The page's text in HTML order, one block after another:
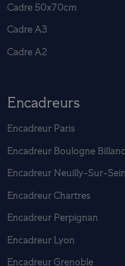
Cadre 50x70cm
Cadre A3
Cadre A2
Encadreurs
Encadreur Paris
Encadreur Boulogne
Encadreur Neuilly-Sur-
Encadreur Chartres
Encadreur Perpignan
Encadreur Lyon
Encadreur Grenoble